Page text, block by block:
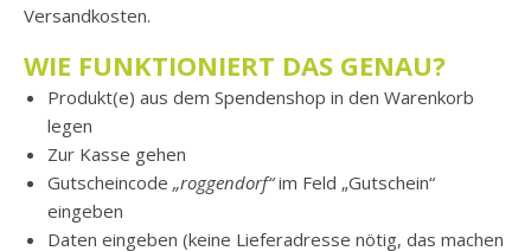
Versandkosten.
WIE FUNKTIONIERT DAS GENAU?
Produkt(e) aus dem Spendenshop in den Warenkorb
legen
Zur Kasse gehen
Gutscheincode „roggendorf“im Feld „Gutschein“
eingeben
Daten eingeben (keine Lieferadresse nötig, das machen